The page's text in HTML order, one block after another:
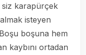
karapürçek
isteyen
boşuna hem
kaybını ortadan